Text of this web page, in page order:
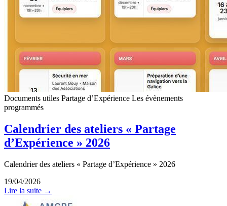
Documents utiles Partage d’Expérience Les évènements
programmés
Calendrier des ateliers « Partage
d’Expérience » 2026
Calendrier des ateliers « Partage d’Expérience » 2026
19/04/2026
Lire la suite →